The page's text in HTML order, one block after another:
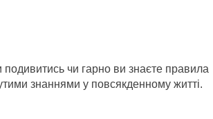
чи гарно ви знаєте правила
знаннями у повсякденному житті.